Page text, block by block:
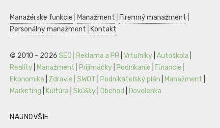
Manažérske funkcie Manažment Firemný manažment
Personálny manažment
Kontakt
© 2010 - 2026 SEO Reklama a PR Vrtuľníky Autoškola
Reality
Manažment Prijímáčky Podnikanie Financie
Ekonomika
Zdravie SWOT Podnikateľský plán Manažment
Marketing
Kultúra Skúšky Obchod Dovolenka
NAJNOVŠIE